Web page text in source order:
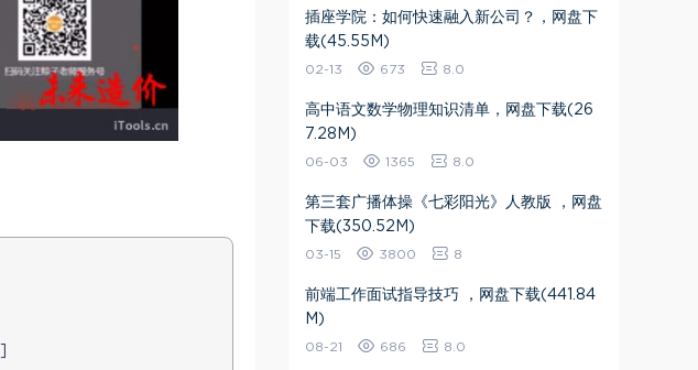
插座学院：如何快速融入新公司？，网盘下
载(45.55M)
02-13 673 8.0
高中语文数学物理知识清单，网盘下载(26
7.28M)
06-03 1365 8.0
第三套广播体操《七彩阳光》人教版 ，网盘
下载(350.52M)
03-15 3800 8
前端工作面试指导技巧 ，网盘下载(441.84
M)
08-21 686 8.0